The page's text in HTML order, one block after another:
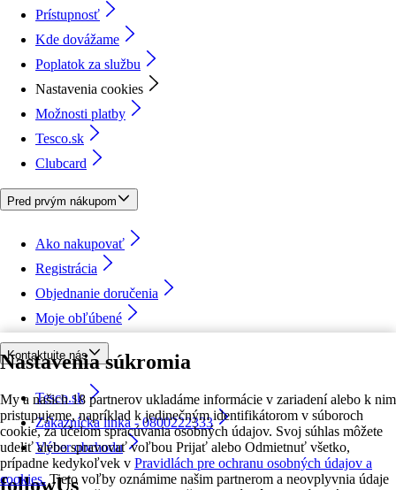
Nastavenia súkromia
My a našich 18 partnerov ukladáme informácie v zariadení alebo k nim
pristupujeme, napríklad k jedinečným identifikátorom v súboroch
cookie, za účelom spracúvania osobných údajov. Svoj súhlas môžete
udeliť alebo spravovať voľbou Prijať alebo Odmietnuť všetko,
prípadne kedykoľvek v Pravidlách pre ochranu osobných údajov a
cookies. Tieto voľby oznámime našim partnerom a neovplyvnia údaje
Prístupnosť
Kde dovážame
Poplatok za službu
Nastavenia cookies
Možnosti platby
Tesco.sk
Clubcard
Pred prvým nákupom
Ako nakupovať
Registrácia
Objednanie doručenia
Moje obľúbené
Kontaktujte nás
Tesco.sk
Zákaznícka linka - 0800222333
Výber obchodu
followUs